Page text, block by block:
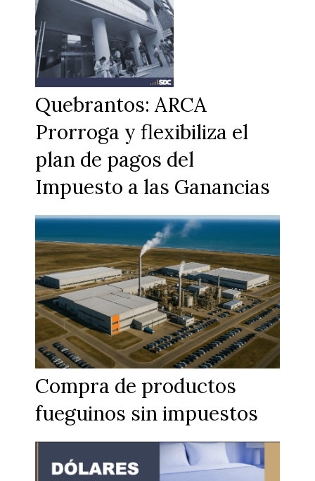
Quebrantos: ARCA
Prorroga y flexibiliza el
plan de pagos del
Impuesto a las Ganancias
Compra de productos
fueguinos sin impuestos